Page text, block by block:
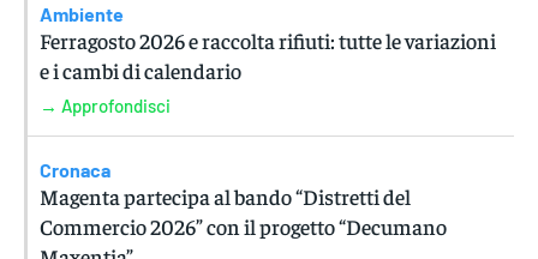
Ambiente
Ferragosto 2026 e raccolta rifiuti: tutte le variazioni
e i cambi di calendario
→ Approfondisci
Cronaca
Magenta partecipa al bando “Distretti del
Commercio 2026” con il progetto “Decumano